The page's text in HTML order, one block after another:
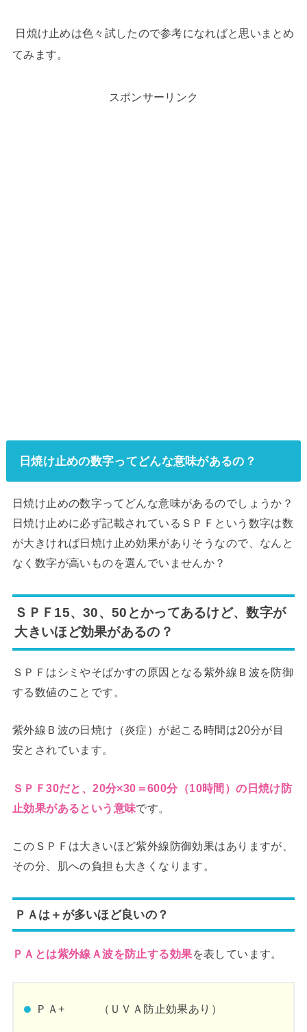
日焼け止めは色々試したので参考になればと思いまとめ
てみます。
スポンサーリンク
日焼け止めの数字ってどんな意味があるの？
日焼け止めの数字ってどんな意味があるのでしょうか？
日焼け止めに必ず記載されているＳＰＦという数字は数
が大きければ日焼け止め効果がありそうなので、なんと
なく数字が高いものを選んでいませんか？
ＳＰＦ15、30、50とかってあるけど、数字が
大きいほど効果があるの？
ＳＰＦはシミやそばかすの原因となる紫外線Ｂ波を防御
する数値のことです。
紫外線Ｂ波の日焼け（炎症）が起こる時間は20分が目
安とされています。
ＳＰＦ30だと、20分×30＝600分（10時間）の日焼け防
止効果があるという意味です。
このＳＰＦは大きいほど紫外線防御効果はありますが、
その分、肌への負担も大きくなります。
ＰＡは＋が多いほど良いの？
ＰＡとは紫外線Ａ波を防止する効果を表しています。
ＰＡ+ （ＵＶＡ防止効果あり）